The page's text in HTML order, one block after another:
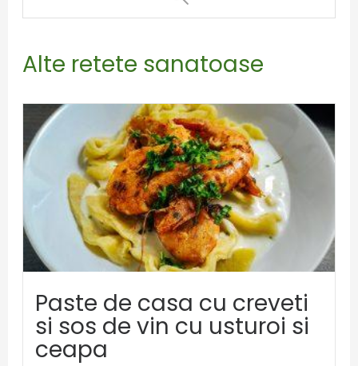
Alte retete sanatoase
Paste de casa cu creveti
si sos de vin cu usturoi si
ceapa